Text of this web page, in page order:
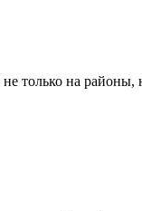
только на